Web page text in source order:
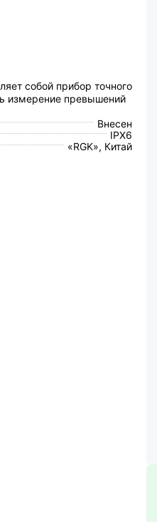
собой прибор точного
измерение превышений
Внесен
IPX6
«RGK», Китай